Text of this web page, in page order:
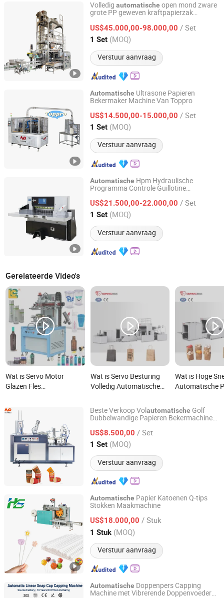
Volledig automatische open mond zware
grote PP geweven kraftpapierzak
10kg/25 Kg/50kg rijst/huisdiervoeding
suiker zout bonen
US$45.000,00-98.000,00 / Set
1 Set (MOQ)
Verstuur aanvraag
ANHUI IAPACK MACHINERY CO., LTD.
Anhui, China Sinds 2022
Automatische Ultrasone Papieren
Bekermaker Machine Van Toppro
US$14.500,00-15.000,00 / Set
1 Set (MOQ)
Verstuur aanvraag
Wenzhou Toppro Machinery Co., Ltd.
Zhejiang, China Sinds 2004
Automatische Hpm Hydraulische
Programma Controle Guillotine
Karton Toiletpapier /A4 Papier
/Visitekaartjes Snijmachine met Snijden
US$21.500,00-22.000,00 / Set
1 Set (MOQ)
Verstuur aanvraag
Zhejiang Huayue Packing Machinery Co., Ltd.
Zhejiang, China Sinds 2009
Gerelateerde Video's
Wat is Servo Motor
Glazen Fles
PLC Besturing Semi-
Automatische Cilinder
Bekertje
Zeefdrukmachine voor
Papieren Bekers
Wat is Servo Besturing
Volledig Automatische
Tas Maakmachine met
Handvat
Wat is Hoge
Automatische
Verpakking
Beste Verkoop Volautomatische Golf
Dubbelwandige Papieren Bekermachines
US$8.500,00 / Set
1 Set (MOQ)
Verstuur aanvraag
Wenzhou Toppro Machinery Co., Ltd.
Zhejiang, China Sinds 2004
Automatische Papier Katoenen Q-tips
Stokken Maakmachine
US$18.000,00 / Stuk
1 Stuk (MOQ)
Verstuur aanvraag
Wenzhou Hongshuo Machinery Co., Ltd.
Zhejiang, China Sinds 2024
Automatische Doppenpers Capping
Machine met Vibrerende Doppenvoeder